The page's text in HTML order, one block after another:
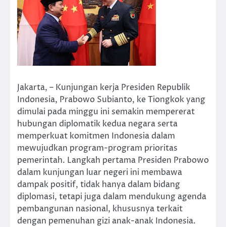
Jakarta, – Kunjungan kerja Presiden Republik
Indonesia, Prabowo Subianto, ke Tiongkok yang
dimulai pada minggu ini semakin mempererat
hubungan diplomatik kedua negara serta
memperkuat komitmen Indonesia dalam
mewujudkan program-program prioritas
pemerintah. Langkah pertama Presiden Prabowo
dalam kunjungan luar negeri ini membawa
dampak positif, tidak hanya dalam bidang
diplomasi, tetapi juga dalam mendukung agenda
pembangunan nasional, khususnya terkait
dengan pemenuhan gizi anak-anak Indonesia.